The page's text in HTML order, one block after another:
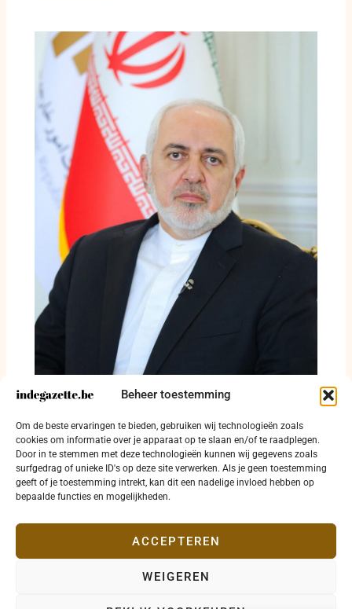
Beheer toestemming
Om de beste ervaringen te bieden, gebruiken wij technologieën zoals
cookies om informatie over je apparaat op te slaan en/of te raadplegen.
Door in te stemmen met deze technologieën kunnen wij gegevens zoals
surfgedrag of unieke ID's op deze site verwerken. Als je geen toestemming
geeft of je toestemming intrekt, kan dit een nadelige invloed hebben op
bepaalde functies en mogelijkheden.
ACCEPTEREN
WEIGEREN
Mohammad Javad Zarif waarschuwt voor
langdurige sluiting van Straat van Hormuz
4 augustus 2026